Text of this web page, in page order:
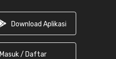
Download Aplikasi
Masuk / Daftar